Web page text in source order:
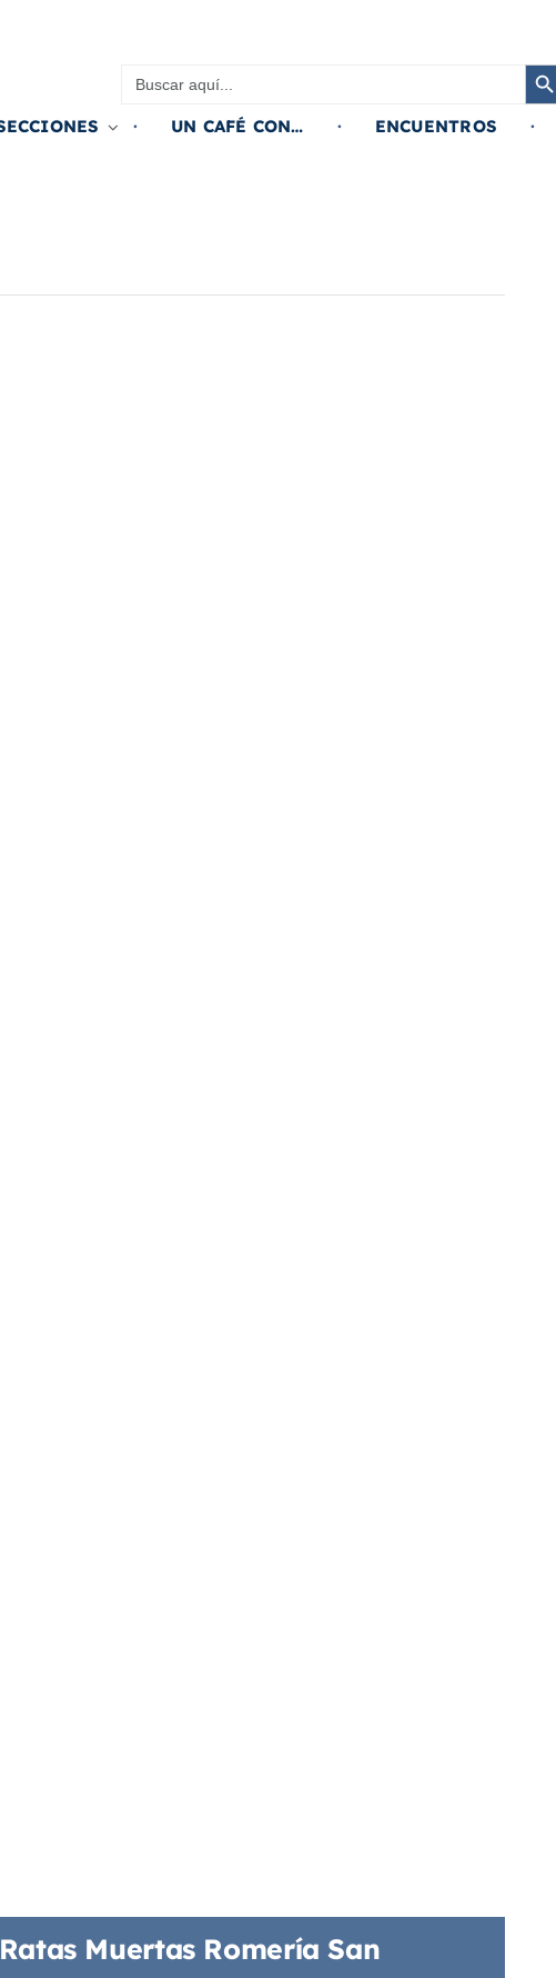
Botón de
UN CAFÉ CON… ENCUENTROS
Muertas Romería San